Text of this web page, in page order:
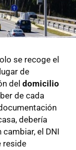
se recoge el
de
del domicilio
de cada
debería
el DNI
reside